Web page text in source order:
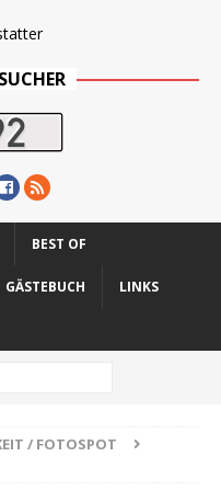
BEST OF
GÄSTEBUCH LINKS
/ FOTOSPOT